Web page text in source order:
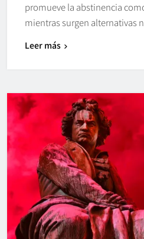
promueve la abstinencia
mientras surgen alternativas
Leer más